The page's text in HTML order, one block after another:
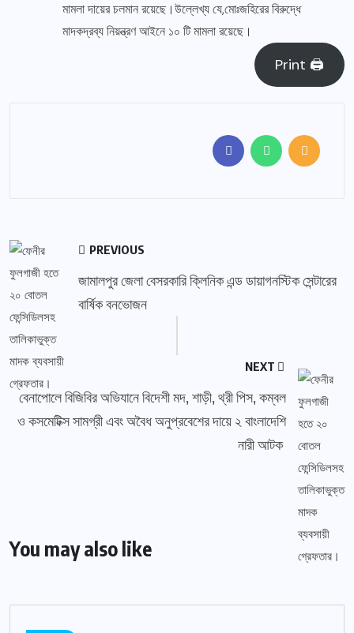
মামলা দায়ের চলমান রয়েছে।উল্লেখ্য যে,মোঃজহিরের বিরুদ্ধে
মাদকদ্রব্য নিয়ন্ত্রণ আইনে ১০ টি মামলা রয়েছে।
Print 🖨
PREVIOUS
জামালপুর জেলা বেসরকারি ক্লিনিক এন্ড ডায়াগনস্টিক সেন্টারের
বার্ষিক বনভোজন
NEXT
বেনাপোলে বিজিবির অভিযানে বিদেশী মদ, শাড়ী, থ্রী পিস, কম্বল
ও কসমেটিক্স সামগ্রী এবং অবৈধ অনুপ্রবেশের দায়ে ২ বাংলাদেশি
নারী আটক
You may also like